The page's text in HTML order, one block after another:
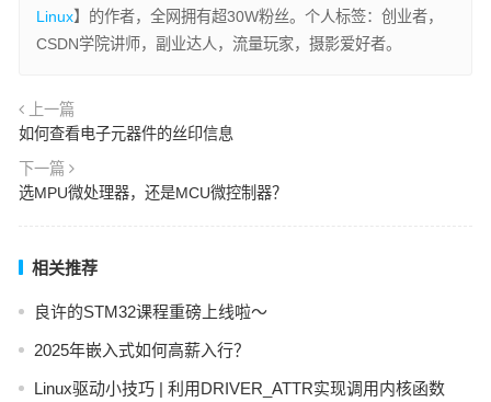
Linux】的作者，全网拥有超30W粉丝。个人标签：创业者，
CSDN学院讲师，副业达人，流量玩家，摄影爱好者。
上一篇
如何查看电子元器件的丝印信息
下一篇
选MPU微处理器，还是MCU微控制器？
相关推荐
良许的STM32课程重磅上线啦～
2025年嵌入式如何高薪入行？
Linux驱动小技巧 | 利用DRIVER_ATTR实现调用内核函数